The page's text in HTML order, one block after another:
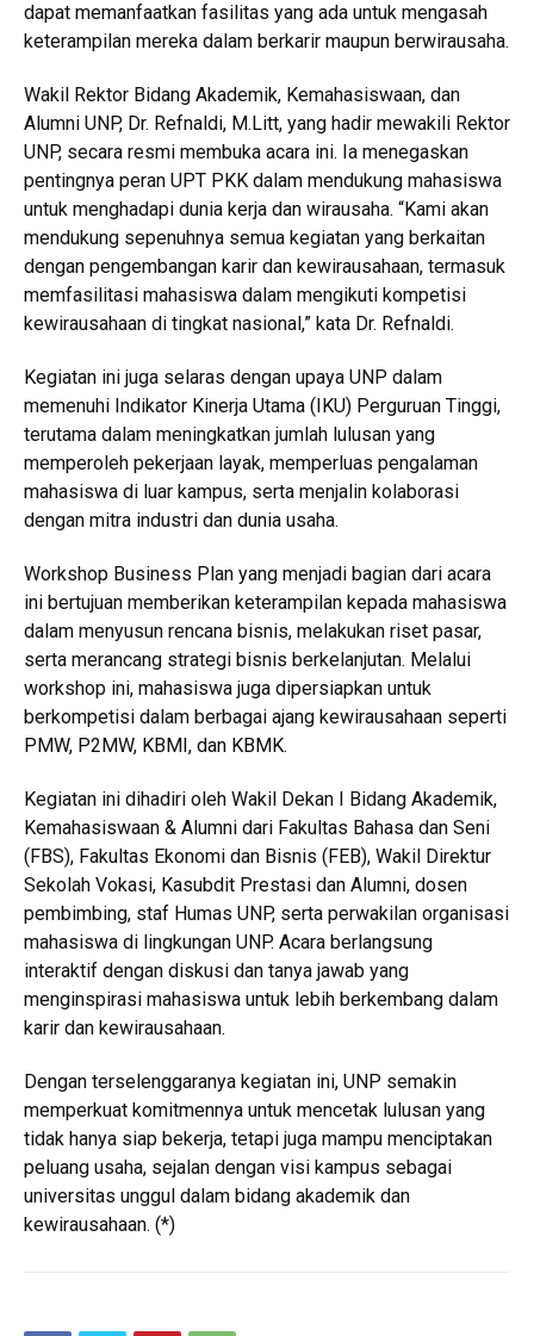
dapat memanfaatkan fasilitas yang ada untuk mengasah
keterampilan mereka dalam berkarir maupun berwirausaha.
Wakil Rektor Bidang Akademik, Kemahasiswaan, dan
Alumni UNP, Dr. Refnaldi, M.Litt, yang hadir mewakili Rektor
UNP, secara resmi membuka acara ini. Ia menegaskan
pentingnya peran UPT PKK dalam mendukung mahasiswa
untuk menghadapi dunia kerja dan wirausaha. “Kami akan
mendukung sepenuhnya semua kegiatan yang berkaitan
dengan pengembangan karir dan kewirausahaan, termasuk
memfasilitasi mahasiswa dalam mengikuti kompetisi
kewirausahaan di tingkat nasional,” kata Dr. Refnaldi.
Kegiatan ini juga selaras dengan upaya UNP dalam
memenuhi Indikator Kinerja Utama (IKU) Perguruan Tinggi,
terutama dalam meningkatkan jumlah lulusan yang
memperoleh pekerjaan layak, memperluas pengalaman
mahasiswa di luar kampus, serta menjalin kolaborasi
dengan mitra industri dan dunia usaha.
Workshop Business Plan yang menjadi bagian dari acara
ini bertujuan memberikan keterampilan kepada mahasiswa
dalam menyusun rencana bisnis, melakukan riset pasar,
serta merancang strategi bisnis berkelanjutan. Melalui
workshop ini, mahasiswa juga dipersiapkan untuk
berkompetisi dalam berbagai ajang kewirausahaan seperti
PMW, P2MW, KBMI, dan KBMK.
Kegiatan ini dihadiri oleh Wakil Dekan I Bidang Akademik,
Kemahasiswaan & Alumni dari Fakultas Bahasa dan Seni
(FBS), Fakultas Ekonomi dan Bisnis (FEB), Wakil Direktur
Sekolah Vokasi, Kasubdit Prestasi dan Alumni, dosen
pembimbing, staf Humas UNP, serta perwakilan organisasi
mahasiswa di lingkungan UNP. Acara berlangsung
interaktif dengan diskusi dan tanya jawab yang
menginspirasi mahasiswa untuk lebih berkembang dalam
karir dan kewirausahaan.
Dengan terselenggaranya kegiatan ini, UNP semakin
memperkuat komitmennya untuk mencetak lulusan yang
tidak hanya siap bekerja, tetapi juga mampu menciptakan
peluang usaha, sejalan dengan visi kampus sebagai
universitas unggul dalam bidang akademik dan
kewirausahaan. (*)